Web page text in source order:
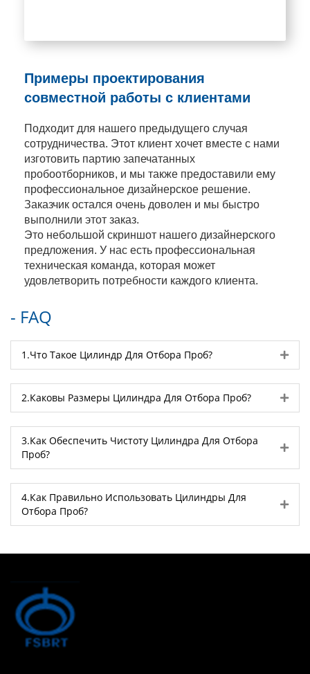
Примеры проектирования
совместной работы с клиентами
Подходит для нашего предыдущего случая
сотрудничества. Этот клиент хочет вместе с нами
изготовить партию запечатанных
пробоотборников, и мы также предоставили ему
профессиональное дизайнерское решение.
Заказчик остался очень доволен и мы быстро
выполнили этот заказ.
Это небольшой скриншот нашего дизайнерского
предложения. У нас есть профессиональная
техническая команда, которая может
удовлетворить потребности каждого клиента.
- FAQ
1.Что Такое Цилиндр Для Отбора Проб?
2.Каковы Размеры Цилиндра Для Отбора Проб?
3.Как Обеспечить Чистоту Цилиндра Для Отбора
Проб?
4.Как Правильно Использовать Цилиндры Для
Отбора Проб?